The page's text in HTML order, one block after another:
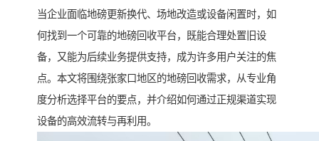
当企业面临地磅更新换代、场地改造或设备闲置时，如
何找到一个可靠的地磅回收平台，既能合理处置旧设
备，又能为后续业务提供支持，成为许多用户关注的焦
点。本文将围绕张家口地区的地磅回收需求，从专业角
度分析选择平台的要点，并介绍如何通过正规渠道实现
设备的高效流转与再利用。